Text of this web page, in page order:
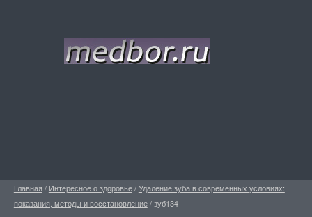
Главная / Интересное о здоровье/Удаление зуба в современных условиях:
показания, методы и восстановление/зуб134